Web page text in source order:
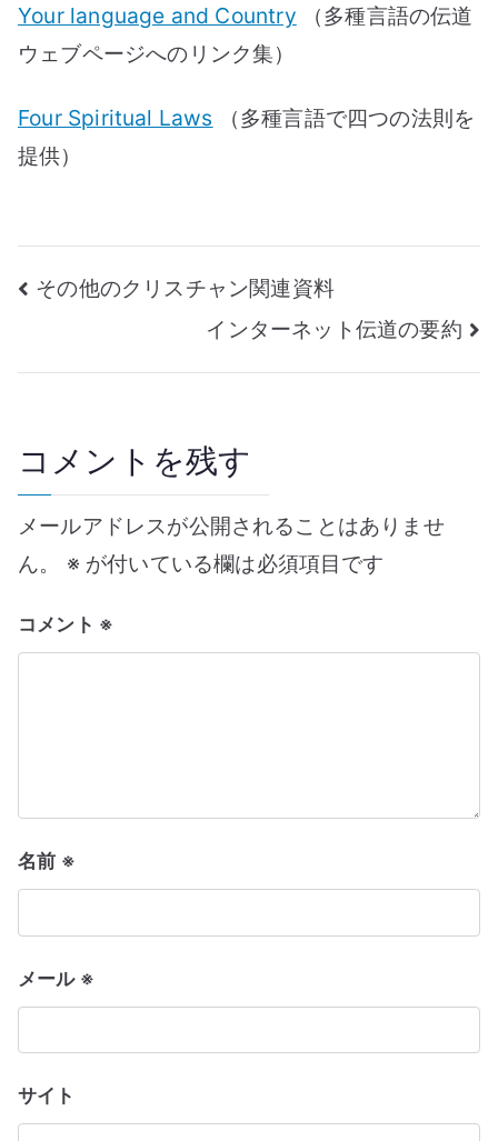
Your language and Country （多種言語の伝道
ウェブページへのリンク集）
Four Spiritual Laws （多種言語で四つの法則を
提供）
投
ビ
ゲ
ー
シ
その他のクリスチャン関連資料
インターネット伝道の要約
コメントを残す
メールアドレスが公開されることはありませ
ん。
※ が付いている欄は必須項目です
コメント ※
名前 ※
メール ※
サイト